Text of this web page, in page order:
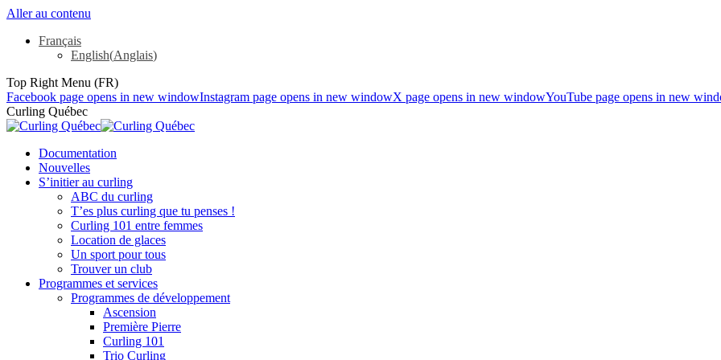
Aller au contenu
Français
English(Anglais)
Top Right Menu (FR)
Facebook page opens in new windowInstagram page opens in new windowX page opens in new windowYouTube page opens in new
Curling Québec
Documentation
Nouvelles
S’initier au curling
ABC du curling
T’es plus curling que tu penses !
Curling 101 entre femmes
Location de glaces
Un sport pour tous
Trouver un club
Programmes et services
Programmes de développement
Ascension
Première Pierre
Curling 101
Trio Curling